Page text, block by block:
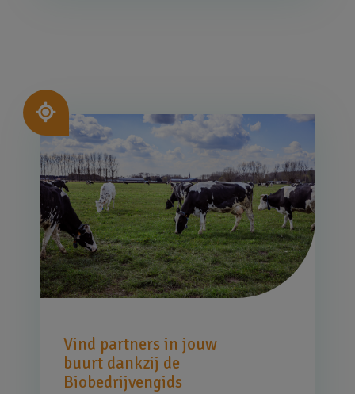
Afbeelding
Vind partners in jouw
buurt dankzij de
Biobedrijvengids